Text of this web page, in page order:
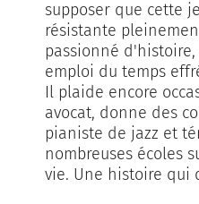
supposer que cette
résistante
passionné
emploi du temps
Il plaide encore
avocat, donne des
pianiste de jazz et
nombreuses écoles
vie. Une histoire qui